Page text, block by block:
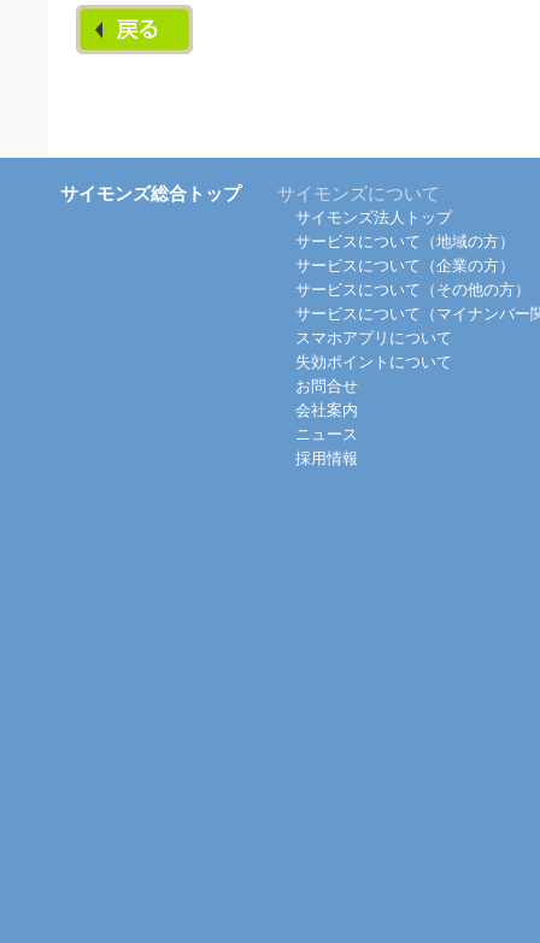
サイモンズ総合トップ サイモンズについて
サイモンズ法人トップ
サービスについて（地域の方）
サービスについて（企業の方）
サービスについて（その他の方）
サービスについて（マイナンバー
スマホアプリについて
失効ポイントについて
お問合せ
会社案内
ニュース
採用情報